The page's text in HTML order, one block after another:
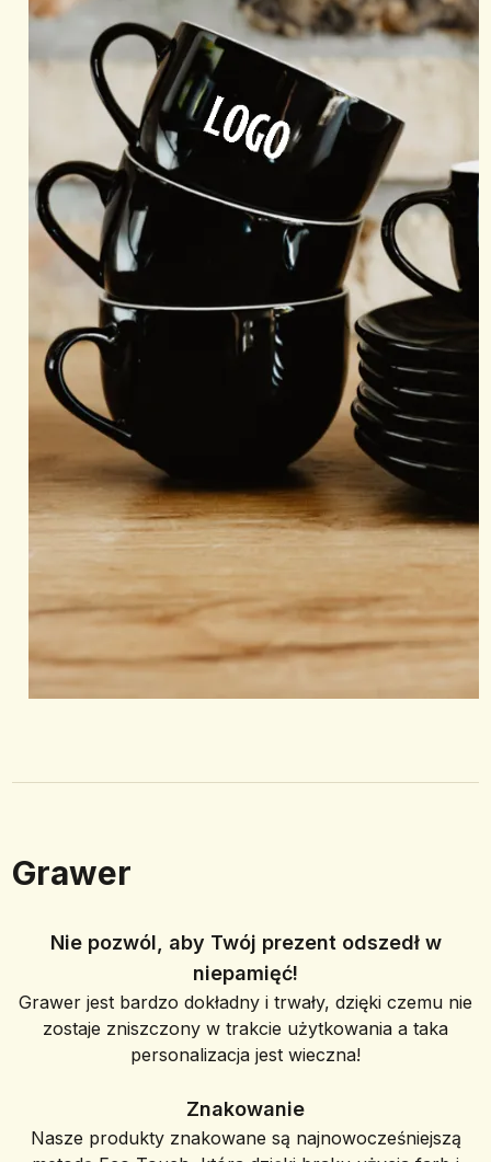
Grawer
Nie pozwól, aby Twój prezent odszedł w
niepamięć!
Grawer jest bardzo dokładny i trwały, dzięki czemu nie
zostaje zniszczony w trakcie użytkowania a taka
personalizacja jest wieczna!
Znakowanie
Nasze produkty znakowane są najnowocześniejszą